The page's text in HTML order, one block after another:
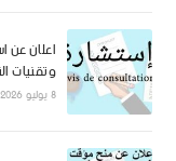
اعلان عن
وتقنيات
8 يوليو 2026